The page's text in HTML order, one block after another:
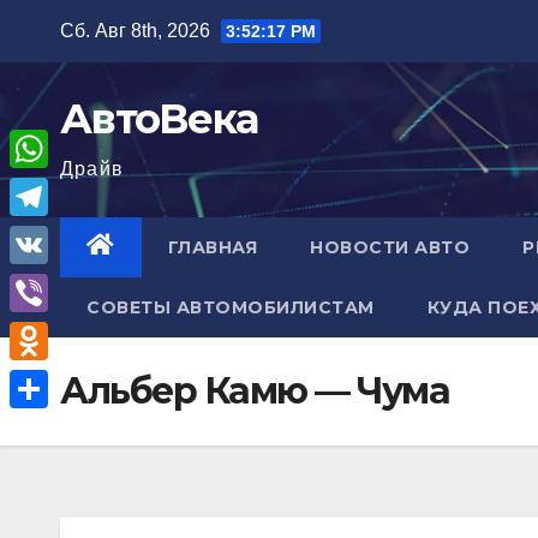
содержимому
Сб. Авг 8th, 2026 3:52:17 PM
АвтоВека
Драйв
ГЛАВНАЯ НОВОСТИ АВТО
СОВЕТЫ АВТОМОБИЛИСТАМ КУДА
Альбер Камю — Чума
W
h
a
A
T
e
l
e
g
V
K
V
i
b
e
O